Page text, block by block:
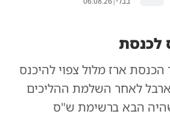
לכנסת
ארז מלול צפוי להיכנס
לאחר השלמת ההליכים
הבא ברשימת ש"ס